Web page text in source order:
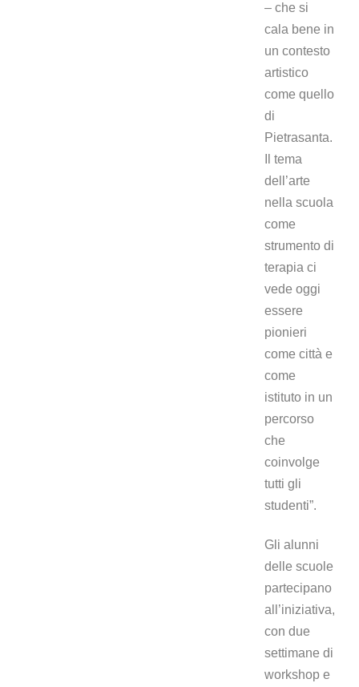
– che si
cala bene in
un contesto
artistico
come quello
di
Pietrasanta.
Il tema
dell’arte
nella scuola
come
strumento di
terapia ci
vede oggi
essere
pionieri
come città e
come
istituto in un
percorso
che
coinvolge
tutti gli
studenti”.
Gli alunni
delle scuole
partecipano
all’iniziativa,
con due
settimane di
workshop e